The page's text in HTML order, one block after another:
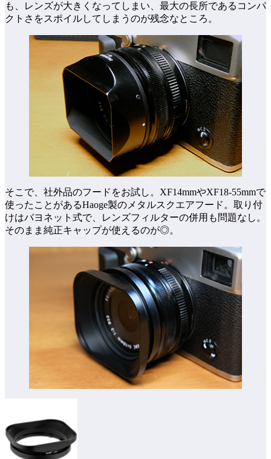
も、レンズが大きくなってしまい、最大の長所であるコンパ
クトさをスポイルしてしまうのが残念なところ。
そこで、社外品のフードをお試し。XF14mmやXF18-55mmで
使ったことがあるHaoge製のメタルスクエアフード。取り付
けはバヨネット式で、レンズフィルターの併用も問題なし。
そのまま純正キャップが使えるのが◎。